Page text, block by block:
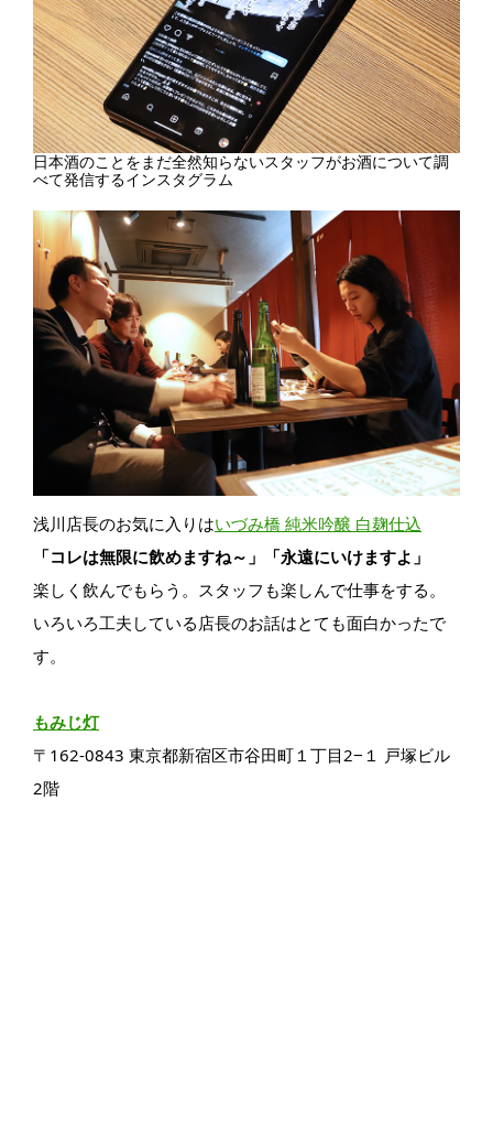
日本酒のことをまだ全然知らないスタッフがお酒について調
べて発信するインスタグラム
浅川店長のお気に入りはいづみ橋 純米吟醸 白麹仕込
「コレは無限に飲めますね～」「永遠にいけますよ」
楽しく飲んでもらう。スタッフも楽しんで仕事をする。
いろいろ工夫している店長のお話はとても面白かったで
す。
もみじ灯
〒162-0843 東京都新宿区市谷田町１丁目2−１ 戸塚ビル
2階